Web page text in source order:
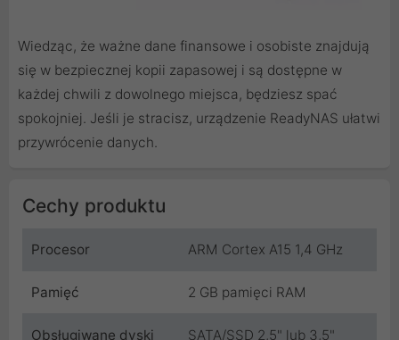
Wiedząc, że ważne dane finansowe i osobiste znajdują
się w bezpiecznej kopii zapasowej i są dostępne w
każdej chwili z dowolnego miejsca, będziesz spać
spokojniej. Jeśli je stracisz, urządzenie ReadyNAS ułatwi
przywrócenie danych.
Cechy produktu
Procesor ARM Cortex A15 1,4 GHz
Pamięć 2 GB pamięci RAM
Obsługiwane dyski SATA/SSD 2,5" lub 3,5"